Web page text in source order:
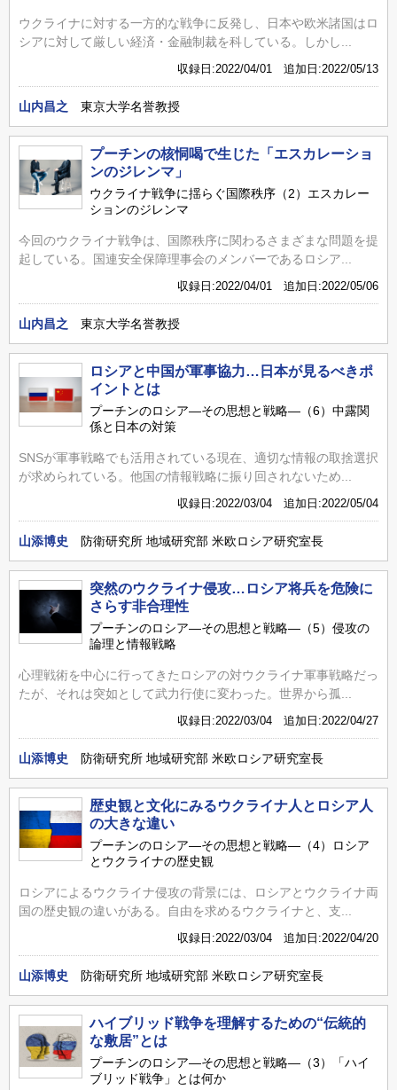
ウクライナに対する一方的な戦争に反発し、日本や欧米諸国はロ
シアに対して厳しい経済・金融制裁を科している。しかし...
収録日:2022/04/01 追加日:2022/05/13
山内昌之 東京大学名誉教授
プーチンの核恫喝で生じた「エスカレーショ
ンのジレンマ」
ウクライナ戦争に揺らぐ国際秩序（2）エスカレー
ションのジレンマ
今回のウクライナ戦争は、国際秩序に関わるさまざまな問題を提
起している。国連安全保障理事会のメンバーであるロシア...
収録日:2022/04/01 追加日:2022/05/06
山内昌之 東京大学名誉教授
ロシアと中国が軍事協力…日本が見るべきポ
イントとは
プーチンのロシア―その思想と戦略―（6）中露関
係と日本の対策
SNSが軍事戦略でも活用されている現在、適切な情報の取捨選択
が求められている。他国の情報戦略に振り回されないため...
収録日:2022/03/04 追加日:2022/05/04
山添博史 防衛研究所 地域研究部 米欧ロシア研究室長
突然のウクライナ侵攻…ロシア将兵を危険に
さらす非合理性
プーチンのロシア―その思想と戦略―（5）侵攻の
論理と情報戦略
心理戦術を中心に行ってきたロシアの対ウクライナ軍事戦略だっ
たが、それは突如として武力行使に変わった。世界から孤...
収録日:2022/03/04 追加日:2022/04/27
山添博史 防衛研究所 地域研究部 米欧ロシア研究室長
歴史観と文化にみるウクライナ人とロシア人
の大きな違い
プーチンのロシア―その思想と戦略―（4）ロシア
とウクライナの歴史観
ロシアによるウクライナ侵攻の背景には、ロシアとウクライナ両
国の歴史観の違いがある。自由を求めるウクライナと、支...
収録日:2022/03/04 追加日:2022/04/20
山添博史 防衛研究所 地域研究部 米欧ロシア研究室長
ハイブリッド戦争を理解するための“伝統的
な敷居”とは
プーチンのロシア―その思想と戦略―（3）「ハイ
ブリッド戦争」とは何か